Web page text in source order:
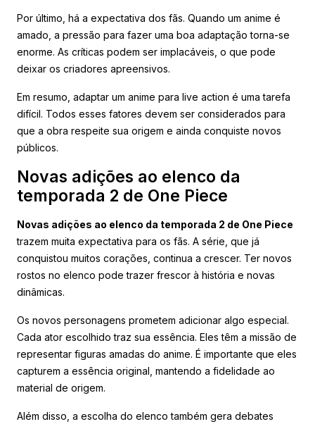
Por último, há a expectativa dos fãs. Quando um anime é
amado, a pressão para fazer uma boa adaptação torna-se
enorme. As críticas podem ser implacáveis, o que pode
deixar os criadores apreensivos.
Em resumo, adaptar um anime para live action é uma tarefa
difícil. Todos esses fatores devem ser considerados para
que a obra respeite sua origem e ainda conquiste novos
públicos.
Novas adições ao elenco da
temporada 2 de One Piece
Novas adições ao elenco da temporada 2 de One Piece
trazem muita expectativa para os fãs. A série, que já
conquistou muitos corações, continua a crescer. Ter novos
rostos no elenco pode trazer frescor à história e novas
dinâmicas.
Os novos personagens prometem adicionar algo especial.
Cada ator escolhido traz sua essência. Eles têm a missão de
representar figuras amadas do anime. É importante que eles
capturem a essência original, mantendo a fidelidade ao
material de origem.
Além disso, a escolha do elenco também gera debates